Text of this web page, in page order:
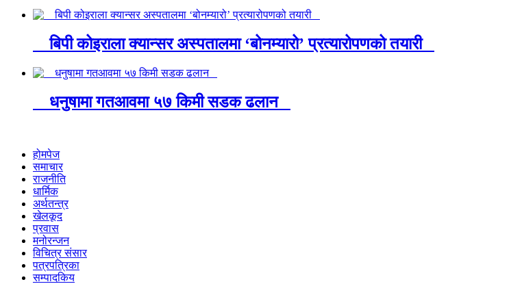
बिपी कोइराला क्यान्सर अस्पतालमा ‘बोनम्यारो’ प्रत्यारोपणको तयारी
धनुषामा गतआवमा ५७ किमी सडक ढलान
होमपेज
समाचार
राजनीति
धार्मिक
अर्थतन्त्र
खेलकूद
प्रवास
मनोरन्जन
विचित्र संसार
पत्रपत्रिका
सम्पादकिय